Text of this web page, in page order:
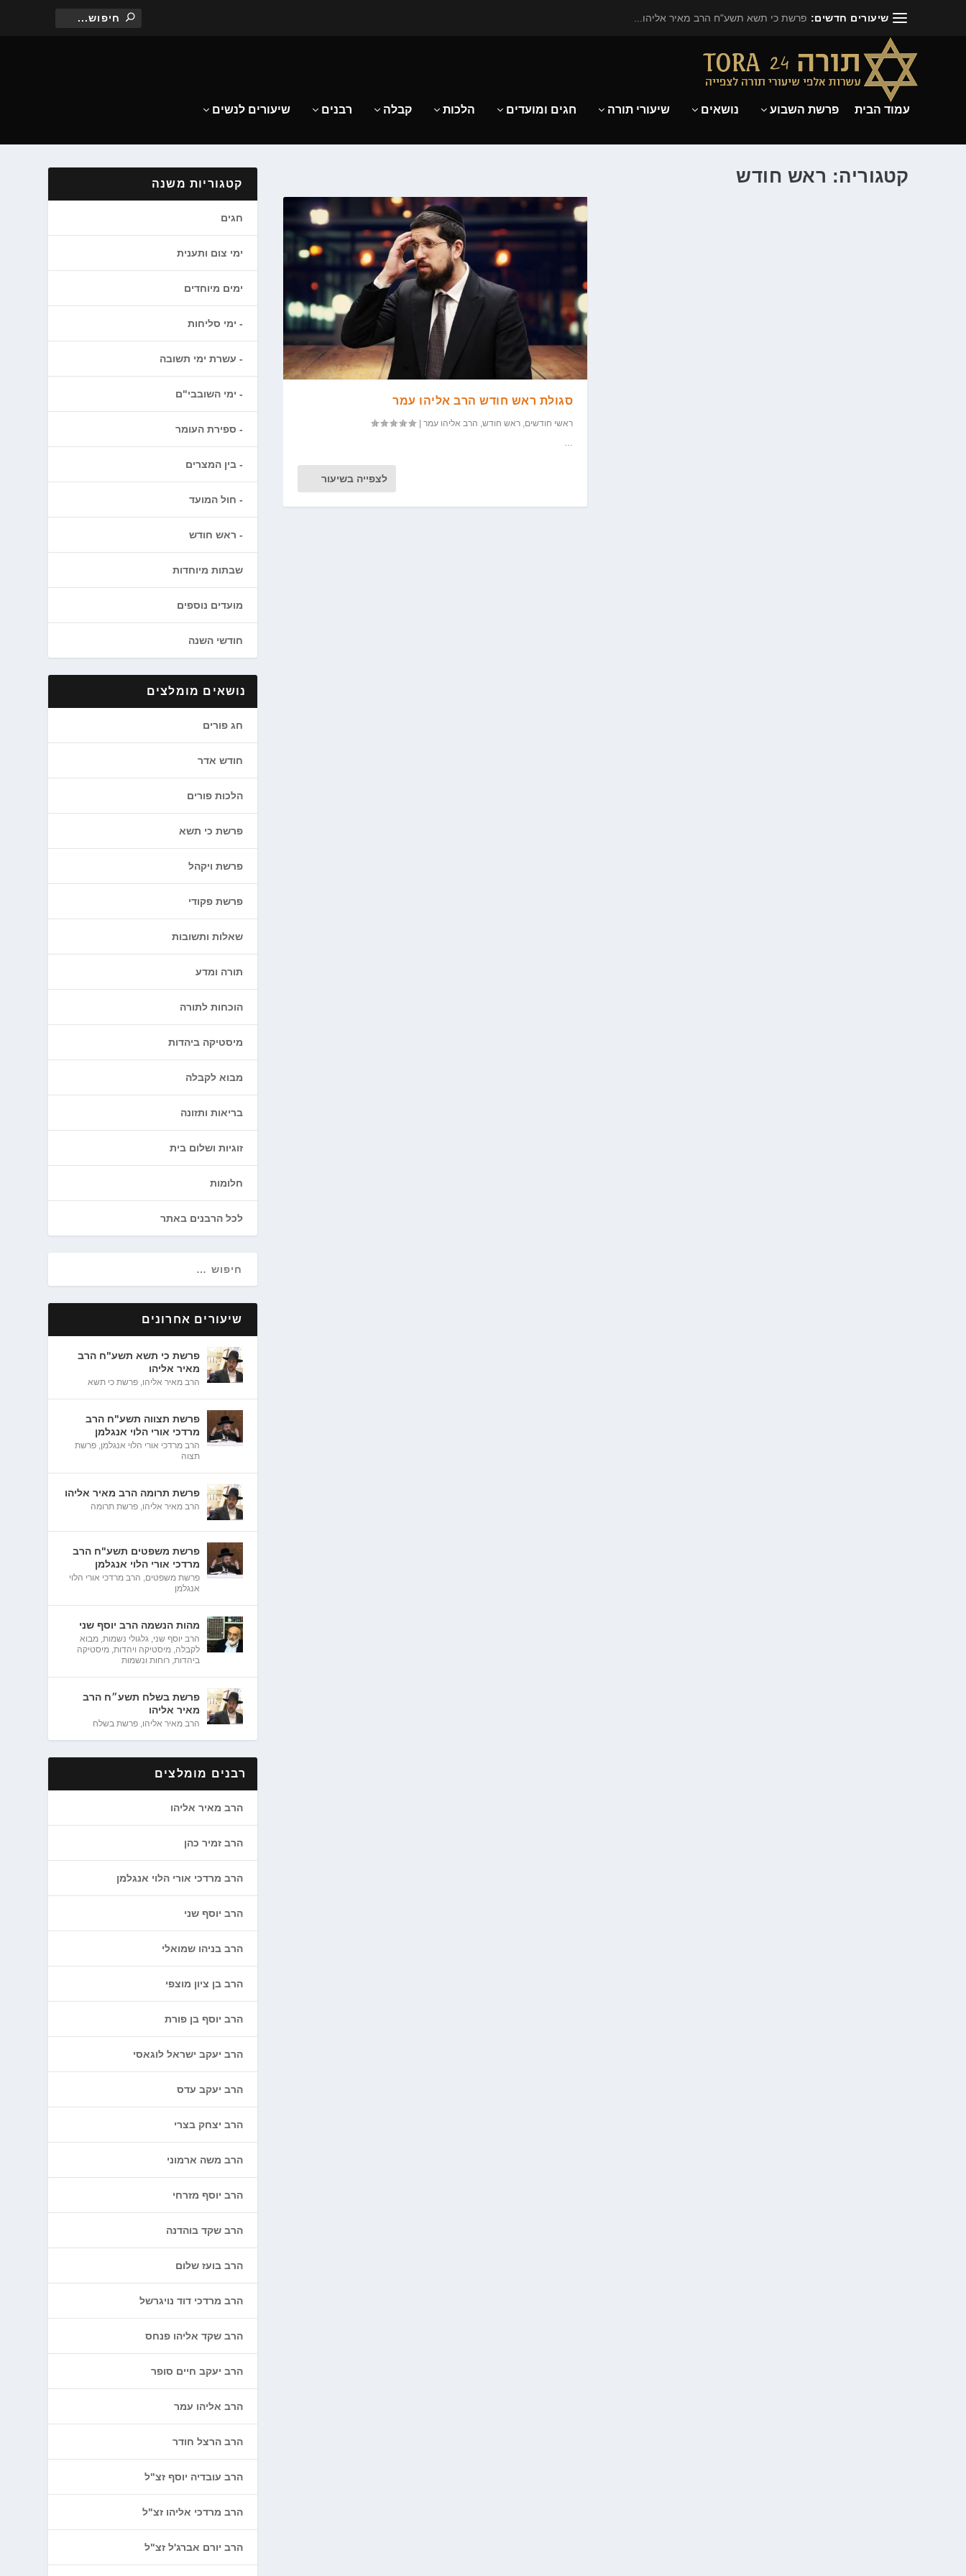
שיעורים חדשים: פרשת כי תשא תשע"ח הרב מאיר אליהו...
עמוד הבית פרשת השבוע נושאים שיעורי תורה חגים ומועדים הלכות קבלה רבנים שיעורים לנשים
קטגוריה: ראש חודש
סגולת ראש חודש הרב אליהו עמר
ראשי חודשים, ראש חודש, הרב אליהו עמר|
לצפייה בשיעור
קטגוריות משנה
חגים
ימי צום ותענית
ימים מיוחדים
ימי סליחות
עשרת ימי תשובה
ימי השובבי"ם
ספירת העומר
בין המצרים
חול המועד
ראש חודש
שבתות מיוחדות
מועדים נוספים
חודשי השנה
נושאים מומלצים
חג פורים
חודש אדר
הלכות פורים
פרשת כי תשא
פרשת ויקהל
פרשת פקודי
שאלות ותשובות
תורה ומדע
הוכחות לתורה
מיסטיקה ביהדות
מבוא לקבלה
בריאות ותזונה
זוגיות ושלום בית
חלומות
לכל הרבנים באתר
שיעורים אחרונים
פרשת כי תשא תשע"ח הרב
מאיר אליהו
הרב מאיר אליהו,פרשת כי תשא
פרשת תצווה תשע"ח הרב
מרדכי אורי הלוי אנגלמן
הרב מרדכי אורי הלוי אנגלמן,פרשת
תצוה
פרשת תרומה הרב מאיר אליהו
הרב מאיר אליהו,פרשת תרומה
פרשת משפטים תשע"ח הרב
מרדכי אורי הלוי אנגלמן
פרשת משפטים, הרב מרדכי אורי הלוי
אנגלמן
מהות הנשמה הרב יוסף שני
הרב יוסף שני,גלגולי נשמות,מבוא
לקבלה,מיסטיקה ויהדות,מיסטיקה
ביהדות,רוחות ונשמות
פרשת בשלח תשע״ח הרב
מאיר אליהו
הרב מאיר אליהו,פרשת בשלח
רבנים מומלצים
הרב מאיר אליהו
הרב זמיר כהן
הרב מרדכי אורי הלוי אנגלמן
הרב יוסף שני
הרב בניהו שמואלי
הרב בן ציון מוצפי
הרב יוסף בן פורת
הרב יעקב ישראל לוגאסי
הרב יעקב עדס
הרב יצחק בצרי
הרב משה ארמוני
הרב יוסף מזרחי
הרב שקד בוהדנה
הרב בועז שלום
הרב מרדכי דוד נויגרשל
הרב שקד אליהו פנחס
הרב יעקב חיים סופר
הרב אליהו עמר
הרב הרצל חודר
הרב עובדיה יוסף זצ"ל
הרב מרדכי אליהו זצ"ל
הרב יורם אברג'ל זצ"ל